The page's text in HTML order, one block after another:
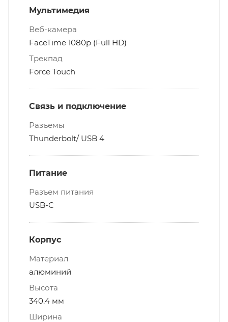
Мультимедия
Веб-камера
FaceTime 1080p (Full HD)
Трекпад
Force Touch
Связь и подключение
Разъемы
Thunderbolt/ USB 4
Питание
Разъем питания
USB-C
Корпус
Материал
алюминий
Высота
340.4 мм
Ширина